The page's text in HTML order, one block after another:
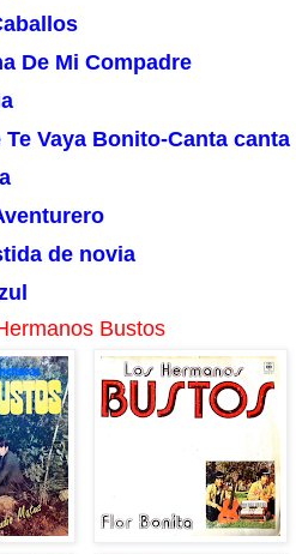
De Mi Compadre
Te Vaya Bonito-Canta canta
de novia
Bustos